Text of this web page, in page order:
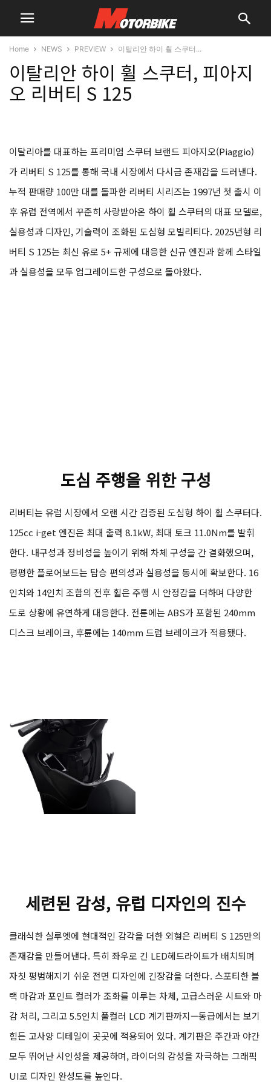
Home NEWS PREVIEW 이탈리안 하이 휠 스쿠터...
이탈리안 하이 휠 스쿠터, 피아지
오 리버티 S 125
이탈리아를 대표하는 프리미엄 스쿠터 브랜드 피아지오(Piaggio)
가 리버티 S 125를 통해 국내 시장에서 다시금 존재감을 드러낸다.
누적 판매량 100만 대를 돌파한 리버티 시리즈는 1997년 첫 출시 이
후 유럽 전역에서 꾸준히 사랑받아온 하이 휠 스쿠터의 대표 모델로,
실용성과 디자인, 기술력이 조화된 도심형 모빌리티다. 2025년형 리
버티 S 125는 최신 유로 5+ 규제에 대응한 신규 엔진과 함께 스타일
과 실용성을 모두 업그레이드한 구성으로 돌아왔다.
도심 주행을 위한 구성
리버티는 유럽 시장에서 오랜 시간 검증된 도심형 하이 휠 스쿠터다.
125cc i-get 엔진은 최대 출력 8.1kW, 최대 토크 11.0Nm를 발휘
한다. 내구성과 정비성을 높이기 위해 차체 구성을 간 결화했으며,
평평한 플로어보드는 탑승 편의성과 실용성을 동시에 확보한다. 16
인치와 14인치 조합의 전후 휠은 주행 시 안정감을 더하며 다양한
도로 상황에 유연하게 대응한다. 전륜에는 ABS가 포함된 240mm
디스크 브레이크, 후륜에는 140mm 드럼 브레이크가 적용됐다.
세련된 감성, 유럽 디자인의 진수
클래식한 실루엣에 현대적인 감각을 더한 외형은 리버티 S 125만의
존재감을 만들어낸다. 특히 좌우로 긴 LED헤드라이트가 배치되며
자칫 평범해지기 쉬운 전면 디자인에 긴장감을 더한다. 스포티한 블
랙 마감과 포인트 컬러가 조화를 이루는 차체, 고급스러운 시트와 마
감 처리, 그리고 5.5인치 풀컬러 LCD 계기판까지—동급에서는 보기
힘든 고사양 디테일이 곳곳에 적용되어 있다. 계기판은 주간과 야간
모두 뛰어난 시인성을 제공하며, 라이더의 감성을 자극하는 그래픽
UI로 디자인 완성도를 높인다.